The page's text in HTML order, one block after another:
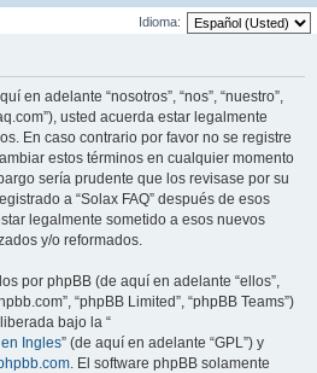
Idioma:
en adelante “nosotros”, “nos”, “nuestro”,
usted acuerda estar legalmente
En caso contrario por favor no se registre
estos términos en cualquier momento
sería prudente que los revisase por su
a “Solax FAQ” después de esos
legalmente sometido a esos nuevos
y/o reformados.
por phpBB (de aquí en adelante “ellos”,
“phpBB Limited”, “phpBB Teams”)
bajo la “
Ingles” (de aquí en adelante “GPL”) y
. El software phpBB solamente